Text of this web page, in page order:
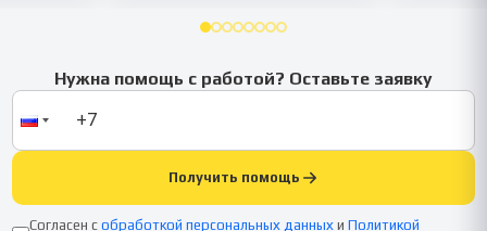
Нужна помощь с работой? Оставьте заявку
Получить помощь
Согласен с обработкой персональных данных и Политикой